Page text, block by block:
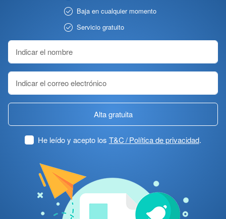
Baja en cualquier momento
Servicio gratuito
Alta gratuita
He leído y acepto los T&C / Política de privacidad.